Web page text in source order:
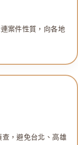
案件性質，向各地
，避免台北、高雄